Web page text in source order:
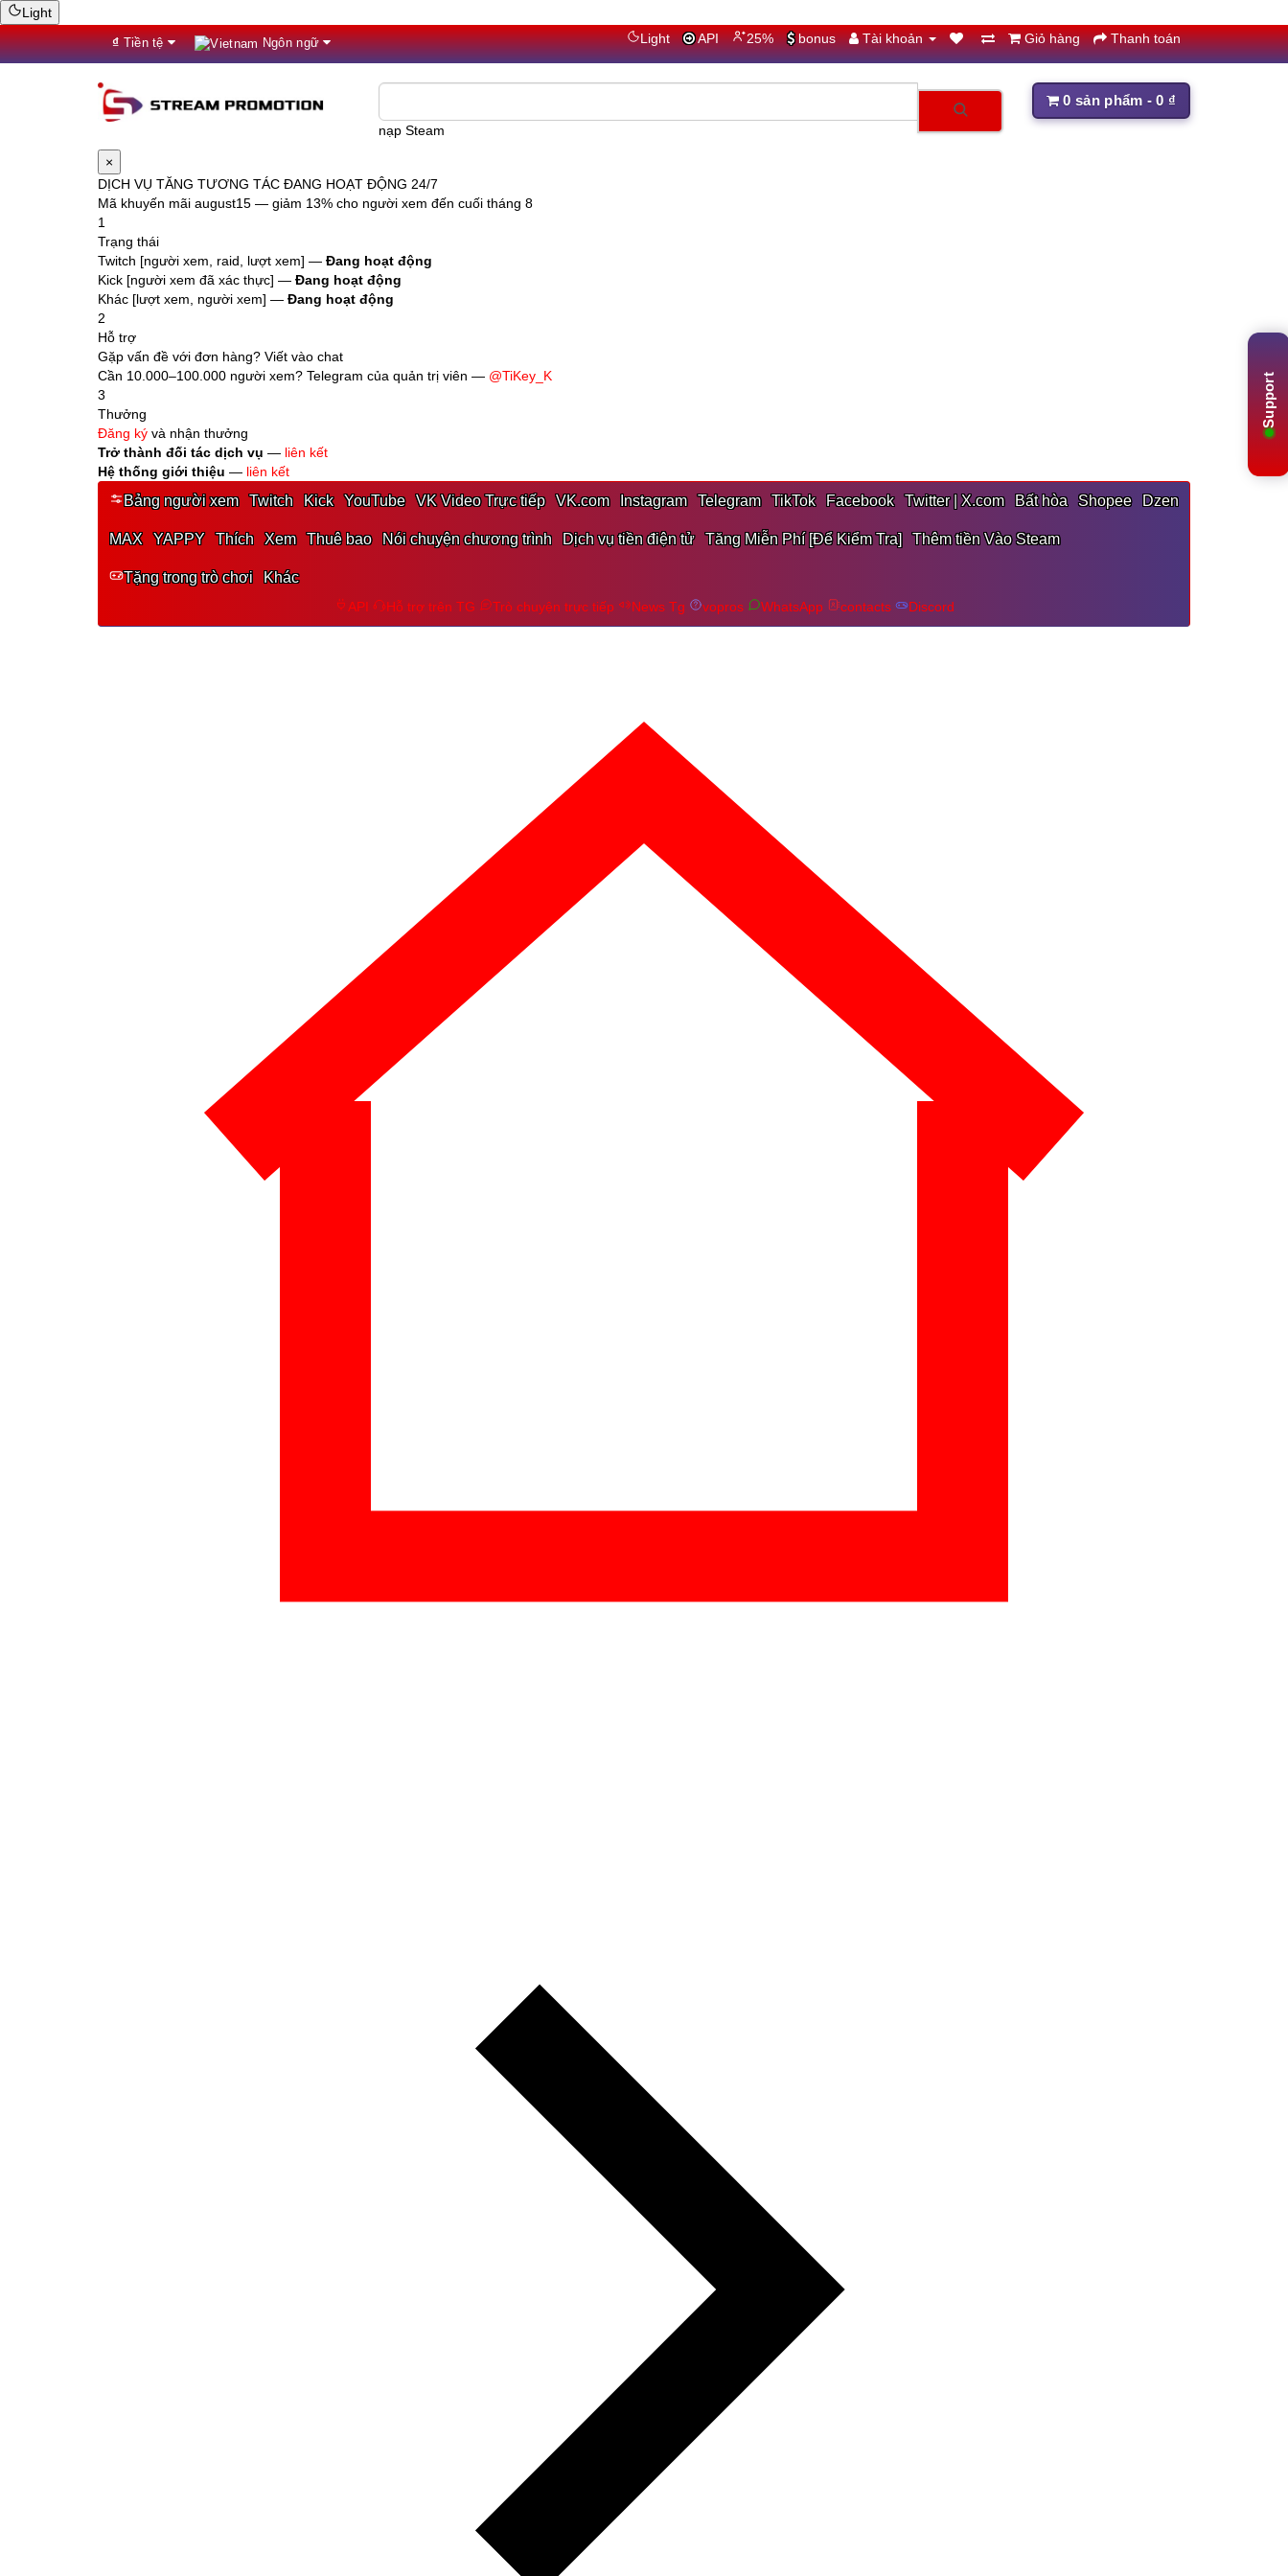
Light
Support
₫ Tiền tệ Ngôn ngữ Light API 25% bonus Tài khoản Giỏ hàng Thanh toán
nạp Steam
0 sản phẩm - 0 ₫
×
DỊCH VỤ TĂNG TƯƠNG TÁC ĐANG HOẠT ĐỘNG 24/7
Mã khuyến mãi august15 — giảm 13% cho người xem đến cuối tháng 8
1
Trạng thái
Twitch [người xem, raid, lượt xem] — Đang hoạt động
Kick [người xem đã xác thực] — Đang hoạt động
Khác [lượt xem, người xem] — Đang hoạt động
2
Hỗ trợ
Gặp vấn đề với đơn hàng? Viết vào chat
Cần 10.000–100.000 người xem? Telegram của quản trị viên — @TiKey_K
3
Thưởng
Đăng ký và nhận thưởng
Trở thành đối tác dịch vụ — liên kết
Hệ thống giới thiệu — liên kết
Bảng người xem Twitch Kick YouTube VK Video Trực tiếp VK.com Instagram Telegram TikTok Facebook Twitter | X.com Bất hòa Shopee Dzen
MAX YAPPY Thích Xem Thuê bao Nói chuyện chương trình Dịch vụ tiền điện tử Tăng Miễn Phí [Để Kiểm Tra] Thêm tiền Vào Steam
Tặng trong trò chơi Khác
API Hỗ trợ trên TG Trò chuyện trực tiếp News Tg vopros WhatsApp contacts Discord